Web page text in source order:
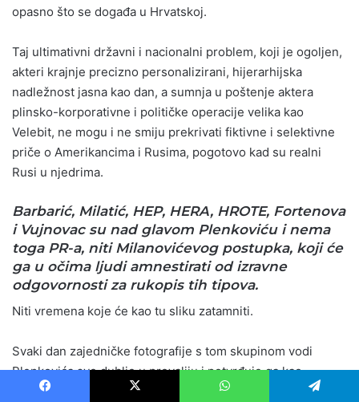
opasno što se događa u Hrvatskoj.
Taj ultimativni državni i nacionalni problem, koji je ogoljen,
akteri krajnje precizno personalizirani, hijerarhijska
nadležnost jasna kao dan, a sumnja u poštenje aktera
plinsko-korporativne i političke operacije velika kao
Velebit, ne mogu i ne smiju prekrivati fiktivne i selektivne
priče o Amerikancima i Rusima, pogotovo kad su realni
Rusi u njedrima.
Barbarić, Milatić, HEP, HERA, HROTE, Fortenova
i Vujnovac su nad glavom Plenkoviću i nema
toga PR-a, niti Milanovićevog postupka, koji će
ga u očima ljudi amnestirati od izravne
odgovornosti za rukopis tih tipova.
Niti vremena koje će kao tu sliku zatamniti.
Svaki dan zajedničke fotografije s tom skupinom vodi
Plenkovića sve dublje u provaliju i potvrđuje ga kao
sudionika.